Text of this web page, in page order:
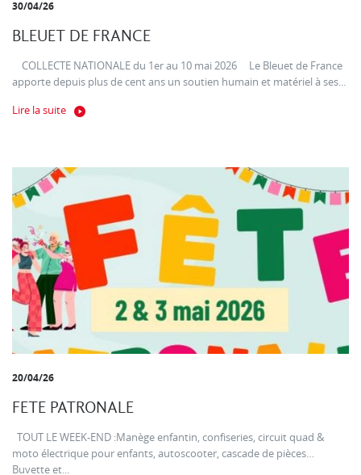
30/04/26
BLEUET DE FRANCE
COLLECTE NATIONALE du 1er au 10 mai 2026 Le Bleuet de France
apporte depuis plus de cent ans un soutien humain et matériel à ses...
Lire la suite
20/04/26
FETE PATRONALE
TOUT LE WEEK-END :Manège enfantin, confiseries, circuit quad &
moto électrique pour enfants, autoscooter, cascade de pièces…
Buvette et...